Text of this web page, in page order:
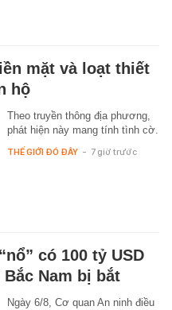
mặt và loạt thiết
hộ
Theo truyền thông địa phương,
phát hiện này mang tính tình cờ.
THẾ GIỚI ĐÓ ĐÂY - 7 giờ trước
có 100 tỷ USD
Nam bị bắt
Ngày 6/8, Cơ quan An ninh điều